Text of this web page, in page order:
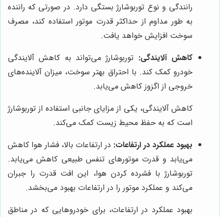
رانندگی و نوع توربوشارژ بستگی دارد. در صورتی که راننده
به طور مداوم از حداکثر قدرت موتور استفاده کند، مصرف
سوخت افزایش خواهد یافت.
کاهش آلایندگی: توربوشارژ می‌تواند به کاهش آلایندگی
خودرو کمک کند. با احتراق بهتر سوخت، میزان آلاینده‌های
خروجی از اگزوز کاهش می‌یابد.
کاهش آلایندگی، یکی از مزایای جانبی استفاده از توربوشارژ
است که به حفظ محیط زیست کمک می‌کند.
بهبود عملکرد در ارتفاعات: در ارتفاعات بالا، فشار هوا کاهش
می‌یابد و قدرت موتورهای تنفس طبیعی کاهش می‌یابد.
توربوشارژ با فشرده کردن هوا، این افت قدرت را جبران
می‌کند و عملکرد موتور را در ارتفاعات بهبود می‌بخشد.
بهبود عملکرد در ارتفاعات، برای خودروهایی که در مناطق